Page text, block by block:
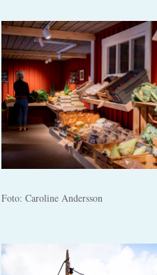
Foto: Caroline Andersson